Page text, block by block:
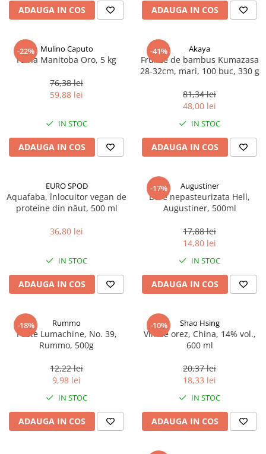
Uleiuri aromatizate
Ulei Wiberg Gastro
ADAUGA IN COS ADAUGA IN COS
-22% Mulino Caputo
Faina Manitoba Oro, 5 kg
76,38 lei
59,88 lei
IN STOC
ADAUGA IN COS
-41% Akaya
Frunze de bambus Kumazasa
28-32cm, mari, 100 buc, 330 g
81,34 lei
48,00 lei
IN STOC
ADAUGA IN COS
EURO SPOD
Aquafaba, înlocuitor vegan de
proteine ​​din năut, 500 ml
36,80 lei
IN STOC
ADAUGA IN COS
-17% Augustiner
Bere nepasteurizata Hell,
Augustiner, 500ml
17,88 lei
14,80 lei
IN STOC
ADAUGA IN COS
-18% Rummo
Paste Lumachine, No. 39,
Rummo, 500g
12,22 lei
9,98 lei
IN STOC
ADAUGA IN COS
-10% Shao Hsing
Vin de orez, China, 14% vol.,
600 ml
20,37 lei
18,33 lei
IN STOC
ADAUGA IN COS